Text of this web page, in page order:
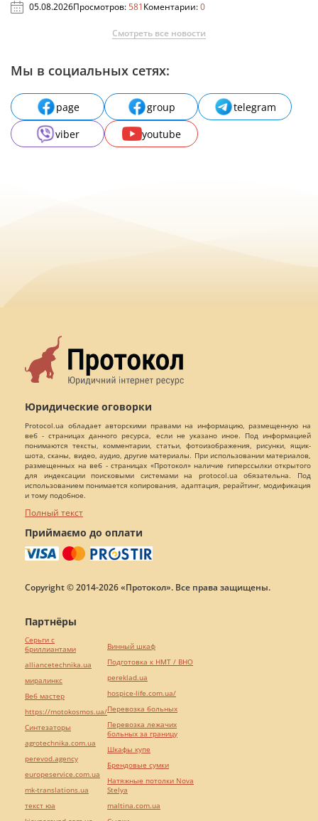
05.08.2026Просмотров:581Коментарии:0
Смотреть все новости
Мы в социальных сетях:
page group
telegram
viber
youtube
Юридические оговорки
Protocol.ua обладает авторскими правами на информацию, размещенную на
веб - страницах данного ресурса, если не указано иное. Под информацией
понимаются тексты, комментарии, статьи, фотоизображения, рисунки, ящик-
шота, сканы, видео, аудио, другие материалы. При использовании материалов,
размещенных на веб - страницах «Протокол» наличие гиперссылки открытого
для индексации поисковыми системами на protocol.ua обязательна. Под
использованием понимается копирования, адаптация, рерайтинг, модификация
и тому подобное.
Полный текст
Приймаємо до оплати
Copyright © 2014-2026 «Протокол». Все права защищены.
Партнёры
Серьги с
бриллиантами
alliancetechnika.ua
миралинкс
Веб мастер
https://motokosmos.ua/
Синтезаторы
agrotechnika.com.ua
perevod.agency
europeservice.com.ua
mk-translations.ua
текст юа
Винный шкаф
Подготовка к НМТ / ВНО
pereklad.ua
hospice-life.com.ua/
Перевозка больных
Перевозка лежачих
больных за границу
Шкафы купе
Брендовые сумки
Натяжные потолки Nova
Stelya
maltina.com.ua